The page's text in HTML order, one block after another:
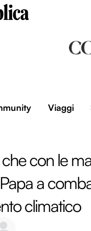
Viaggi
con le
a
climatico